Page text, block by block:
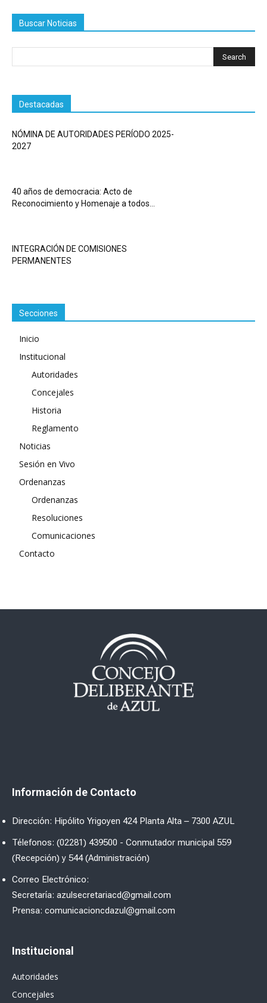
Buscar Noticias
Destacadas
NÓMINA DE AUTORIDADES PERÍODO 2025-
2027
40 años de democracia: Acto de
Reconocimiento y Homenaje a todos...
INTEGRACIÓN DE COMISIONES
PERMANENTES
Secciones
Inicio
Institucional
Autoridades
Concejales
Historia
Reglamento
Noticias
Sesión en Vivo
Ordenanzas
Ordenanzas
Resoluciones
Comunicaciones
Contacto
Información de Contacto
Dirección: Hipólito Yrigoyen 424 Planta Alta – 7300 AZUL
Télefonos: (02281) 439500 - Conmutador municipal 559
(Recepción) y 544 (Administración)
Correo Electrónico:
Secretaría: azulsecretariacd@gmail.com
Prensa: comunicacioncdazul@gmail.com
Institucional
Autoridades
Concejales